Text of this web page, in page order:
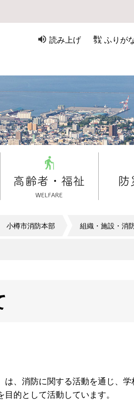
読み上げ ふりが
小樽市消防本部 組織・施設・消
、消防に関する活動を通じ、
的として活動しています。